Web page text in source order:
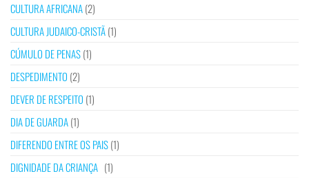
CULTURA AFRICANA(2)
CULTURA JUDAICO-CRISTÃ(1)
CÚMULO DE PENAS(1)
DESPEDIMENTO (2)
DEVER DE RESPEITO (1)
DIA DE GUARDA(1)
DIFERENDO ENTRE OS PAIS(1)
DIGNIDADE DA CRIANÇA (1)